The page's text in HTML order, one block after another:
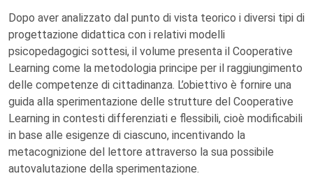
Dopo aver analizzato dal punto di vista teorico i diversi tipi di
progettazione didattica con i relativi modelli
psicopedagogici sottesi, il volume presenta il Cooperative
Learning come la metodologia principe per il raggiungimento
delle competenze di cittadinanza. L’obiettivo è fornire una
guida alla sperimentazione delle strutture del Cooperative
Learning in contesti differenziati e flessibili, cioè modificabili
in base alle esigenze di ciascuno, incentivando la
metacognizione del lettore attraverso la sua possibile
autovalutazione della sperimentazione.